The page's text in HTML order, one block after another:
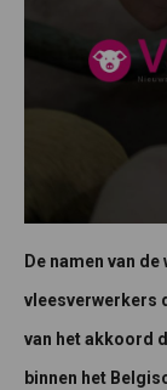
De namen van
vleesverwerkers
van het akkoord
binnen het